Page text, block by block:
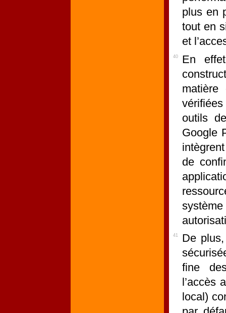
plus en
tout en
et
40
En
matière
outils
Google
de
41
De
fine
l’accès
local)